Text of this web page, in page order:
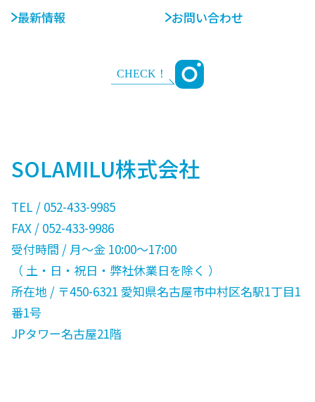
SOLAMILU株式会社
TEL / 052-433-9985
FAX / 052-433-9986
受付時間 / 月〜金 10:00〜17:00
（ 土・日・祝日・弊社休業日を除く ）
所在地 / 〒450-6321 愛知県名古屋市中村区名駅1丁目1
番1号
JPタワー名古屋21階
最新情報
お問い合わせ